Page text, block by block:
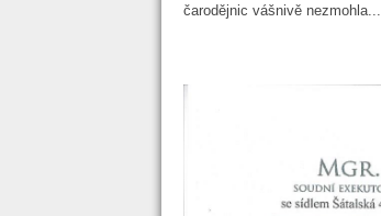
čarodějnic vášnivě nezmohla...